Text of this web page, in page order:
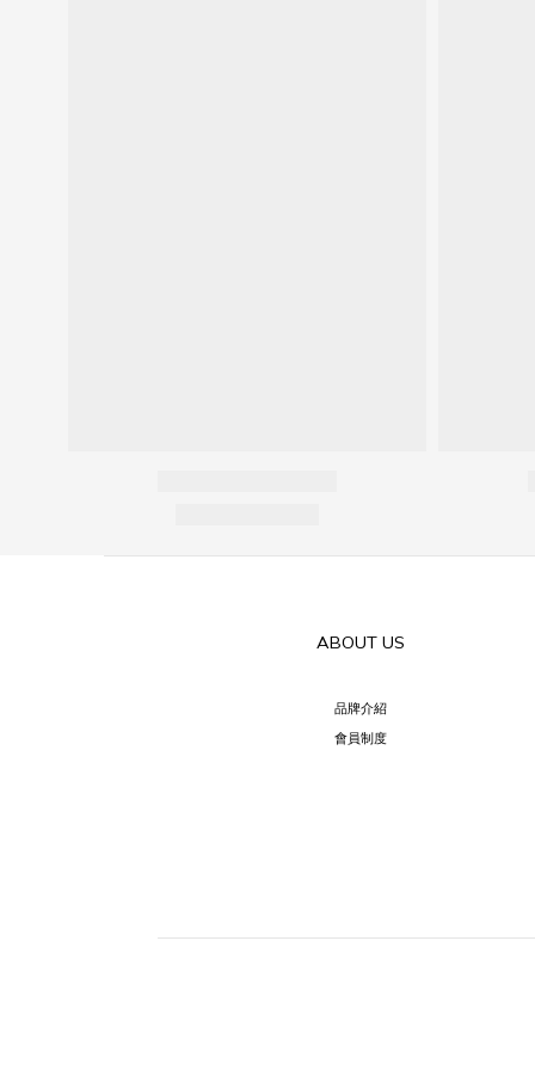
ABOUT US
品牌介紹
會員制度